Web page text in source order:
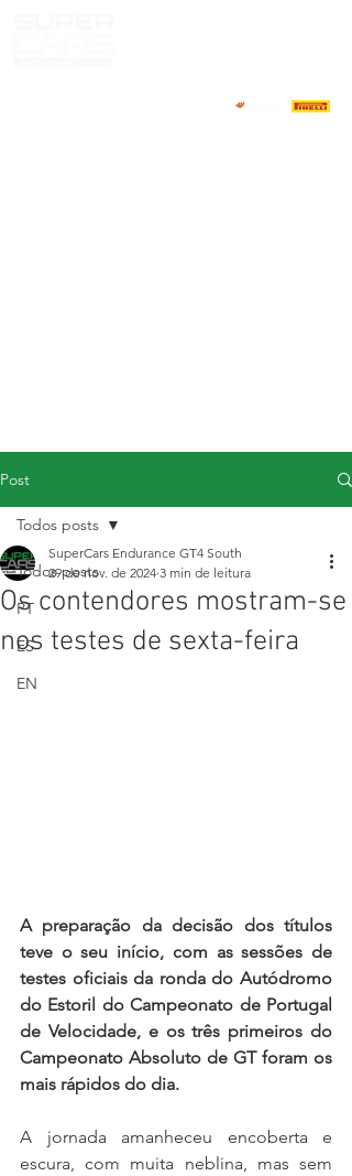
Post
Todos posts
PT
ES
EN
Todos posts
Os contendores mostram-se
nos testes de sexta-feira
SuperCars Endurance GT4 South
29 de nov. de 2024 3 min de leitura
A preparação da decisão dos títulos
teve o seu início, com as sessões de
testes oficiais da ronda do Autódromo
do Estoril do Campeonato de Portugal
de Velocidade, e os três primeiros do
Campeonato Absoluto de GT foram os
mais rápidos do dia.
A jornada amanheceu encoberta e
escura, com muita neblina, mas sem